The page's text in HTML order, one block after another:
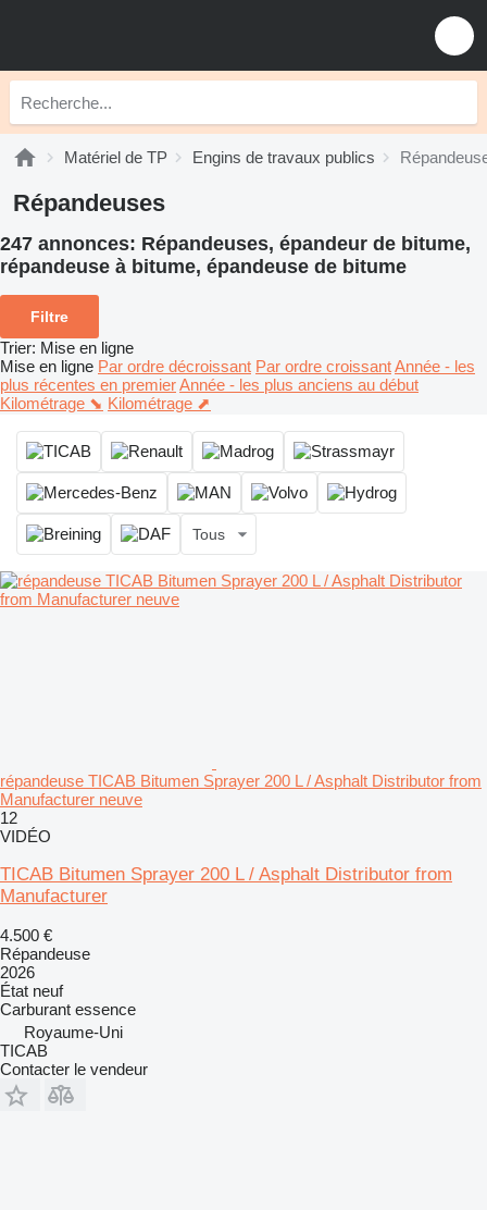
Matériel de TP Engins de travaux publics
Répandeuses
247 annonces: Répandeuses, épandeur de bitume,
répandeuse à bitume, épandeuse de bitume
Filtre
Trier: Mise en ligne
Mise en ligne Par ordre décroissant Par ordre croissantAnnée - les
plus récentes en premierAnnée - les plus anciens au début
Kilométrage ⬊ Kilométrage ⬈
Tous
répandeuse TICAB Bitumen Sprayer 200 L / Asphalt Distributor from
Manufacturer neuve
12
VIDÉO
TICAB Bitumen Sprayer 200 L / Asphalt Distributor from
Manufacturer
4.500 €
Répandeuse
2026
État neuf
Carburant essence
Royaume-Uni
TICAB
Contacter le vendeur